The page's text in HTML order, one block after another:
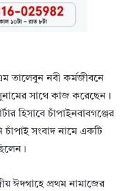
তালেবুন নবী কর্মজীবনে
সাথে কাজ করেছেন।
হিসাবে চাঁপাইনবাবগঞ্জের
চাঁপাই সংবাদ নামে একটি
ঈদগাহে প্রথম নামাজের